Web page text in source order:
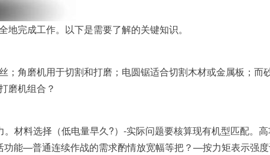
完成工作。以下是需要了解的关键知识。
；角磨机用于切割和打磨；电圆锯适合切割木材或金属板；而
磨机组合？
材料选择（低电量早久?）-实际问题要核算现有机型匹配。
能—普通连续作战的需求酌情放宽幅等把？—按力矩表示强